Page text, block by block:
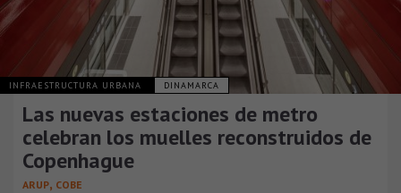
INFRAESTRUCTURA URBANA DINAMARCA
Las nuevas estaciones de metro
celebran los muelles reconstruidos de
Copenhague
ARUP, COBE